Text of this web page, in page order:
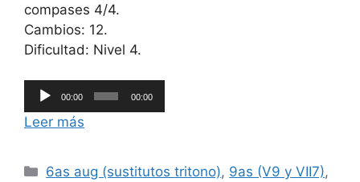
compases 4/4.
Cambios: 12.
Dificultad: Nivel 4.
Reproductor
de
audio
00:00 00:00
Leer más
Categorías
6as aug (sustitutos tritono), 9as (V9 y VII7),